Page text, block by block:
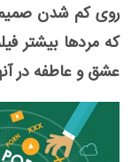
روی کم شدن
که مردها بیشتر
عشق و عاطفه در